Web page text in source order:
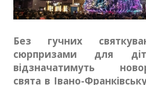
Без гучних
сюрпризами для
відзначатимуть
свята в Івано-